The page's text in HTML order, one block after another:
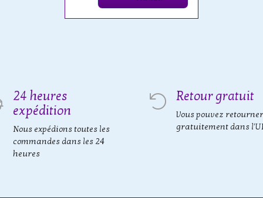
24 heures
expédition
Nous expédions toutes les
commandes dans les 24
heures
Retour gratuit
Vous pouvez retourner
gratuitement dans